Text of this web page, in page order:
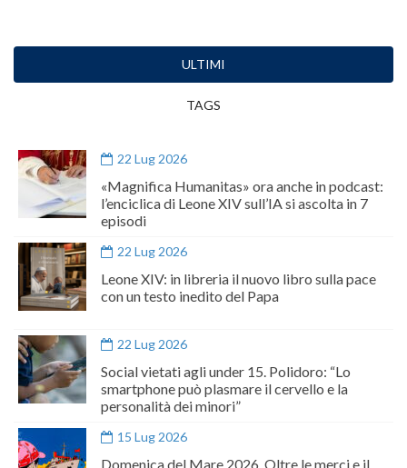
ULTIMI
TAGS
22 Lug 2026
«Magnifica Humanitas» ora anche in podcast:
l’enciclica di Leone XIV sull’IA si ascolta in 7
episodi
22 Lug 2026
Leone XIV: in libreria il nuovo libro sulla pace
con un testo inedito del Papa
22 Lug 2026
Social vietati agli under 15. Polidoro: “Lo
smartphone può plasmare il cervello e la
personalità dei minori”
15 Lug 2026
Domenica del Mare 2026. Oltre le merci e il